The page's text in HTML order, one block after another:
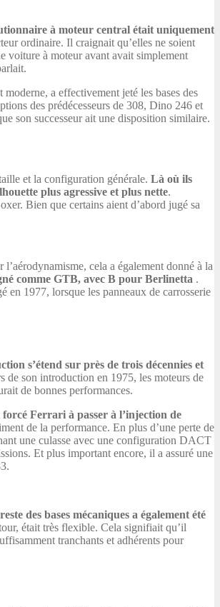
à moteur central était uniquement
ordinaire. Il craignait qu’elles ne soient
voiture à moteur avant avait simplement
a effectivement jeté les bases des
des prédécesseurs de 308, Dino 246 et
son successeur ait une disposition similaire.
et la configuration générale. Là où ils
plus agressive et plus nette.
Bien que certains aient d’abord jugé sa
cela a également donné à la
comme GTB, avec B pour Berlinetta .
en 1977, lorsque les panneaux de carrosserie
s’étend sur près de trois décennies et
de son introduction en 1975, les moteurs de
de bonnes performances.
Ferrari à passer à l’injection de
de la performance. En plus d’une perte de
une culasse avec une configuration DACT
Et plus important encore, il a assuré une
des bases mécaniques a également été
était très flexible. Cela signifiait qu’il
tranchants et adhérents pour